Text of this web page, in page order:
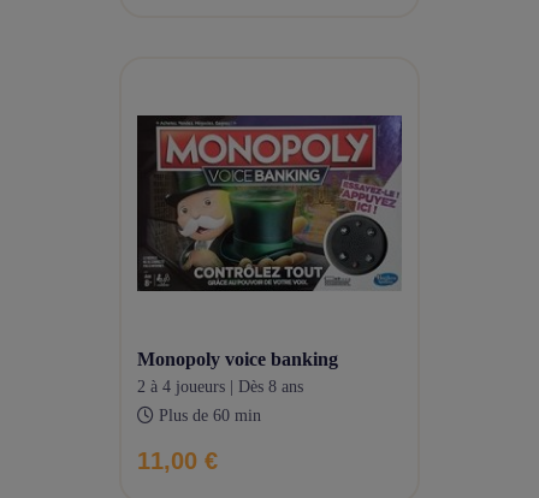
monopoly voice banking
2 à 4 joueurs | Dès 8 ans
Plus de 60 min
11,00 €